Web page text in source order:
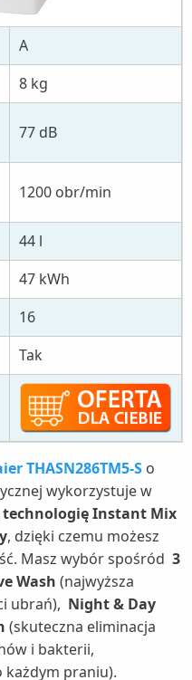
A
8 kg
77 dB
1200 obr/min
44 l
47 kWh
16
Tak
THASN286TM5-S o
wykorzystuje w
technologię Instant Mix
, dzięki czemu możesz
Masz wybór spośród 3
Wash (najwyższa
ubrań), Night & Day
(skuteczna eliminacja
i bakterii,
każdym praniu).